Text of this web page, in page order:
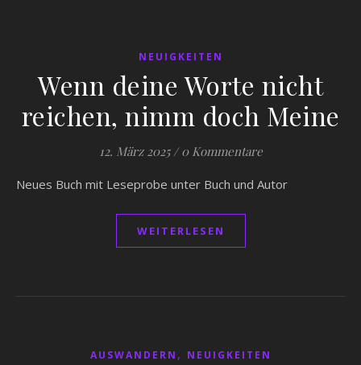
NEUIGKEITEN
Wenn deine Worte nicht
reichen, nimm doch Meine
12. März 2025 / 0 Kommentare
Neues Buch mit Leseprobe unter Buch und Autor
WEITERLESEN
AUSWANDERN , NEUIGKEITEN